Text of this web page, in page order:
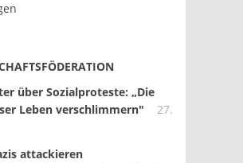
über Sozialproteste: „Die
Leben verschlimmern"
27.
attackieren